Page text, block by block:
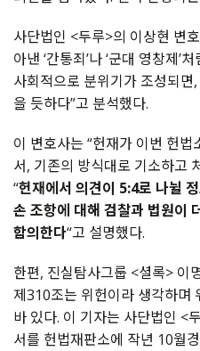
사단법인 <두루>의 이상현 변
아낸 ‘간통죄’나 ‘군대 영창제’
사회적으로 분위기가 조성되
을 듯하다”고 분석했다.
이 변호사는 “헌재가 이번 헌
서, 기존의 방식대로 기소하고
“헌재에서 의견이 5:4로 나뉠
손 조항에 대해 검찰과 법원이
함의한다“고 설명했다.
한편, 진실탐사그룹 <셜록> 이
제310조는 위헌이라 생각하며
바 있다. 이 기자는 사단법인 <
서를 헌법재판소에 작년 10월